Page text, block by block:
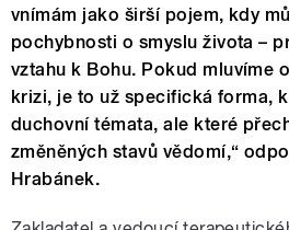
vnímám jako širší pojem, kdy
pochybnosti o smyslu života –
vztahu k Bohu. Pokud mluvíme
krizi, je to už specifická forma,
duchovní témata, ale které
změněných stavů vědomí,“
Hrabánek.